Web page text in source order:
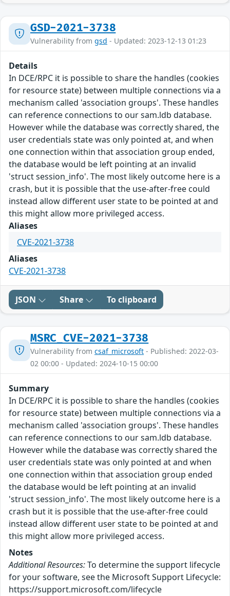
GSD-2021-3738
Vulnerability from gsd - Updated: 2023-12-13 01:23
Details
In DCE/RPC it is possible to share the handles (cookies
for resource state) between multiple connections via a
mechanism called 'association groups'. These handles
can reference connections to our sam.ldb database.
However while the database was correctly shared, the
user credentials state was only pointed at, and when
one connection within that association group ended,
the database would be left pointing at an invalid
'struct session_info'. The most likely outcome here is a
crash, but it is possible that the use-after-free could
instead allow different user state to be pointed at and
this might allow more privileged access.
Aliases
CVE-2021-3738
Aliases
CVE-2021-3738
JSON Share To clipboard
MSRC_CVE-2021-3738
Vulnerability from csaf_microsoft - Published: 2022-03-
02 00:00 - Updated: 2024-10-15 00:00
Summary
In DCE/RPC it is possible to share the handles (cookies
for resource state) between multiple connections via a
mechanism called 'association groups'. These handles
can reference connections to our sam.ldb database.
However while the database was correctly shared the
user credentials state was only pointed at and when
one connection within that association group ended
the database would be left pointing at an invalid
'struct session_info'. The most likely outcome here is a
crash but it is possible that the use-after-free could
instead allow different user state to be pointed at and
this might allow more privileged access.
Notes
Additional Resources:To determine the support lifecycle
for your software, see the Microsoft Support Lifecycle:
https://support.microsoft.com/lifecycle